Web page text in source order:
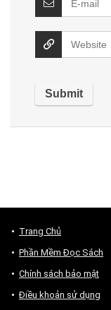
Trang Chủ
Phần Mềm Đọc Sách
Chính sách bảo mật
Điều khoản sử dụng